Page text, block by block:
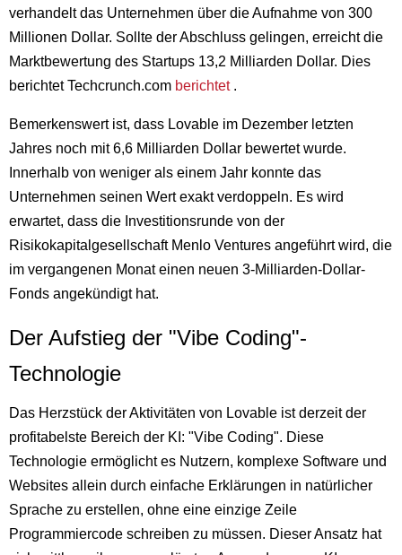
verhandelt das Unternehmen über die Aufnahme von 300
Millionen Dollar. Sollte der Abschluss gelingen, erreicht die
Marktbewertung des Startups 13,2 Milliarden Dollar. Dies
berichtet Techcrunch.com berichtet.
Bemerkenswert ist, dass Lovable im Dezember letzten
Jahres noch mit 6,6 Milliarden Dollar bewertet wurde.
Innerhalb von weniger als einem Jahr konnte das
Unternehmen seinen Wert exakt verdoppeln. Es wird
erwartet, dass die Investitionsrunde von der
Risikokapitalgesellschaft Menlo Ventures angeführt wird, die
im vergangenen Monat einen neuen 3-Milliarden-Dollar-
Fonds angekündigt hat.
Der Aufstieg der "Vibe Coding"-
Technologie
Das Herzstück der Aktivitäten von Lovable ist derzeit der
profitabelste Bereich der KI: "Vibe Coding". Diese
Technologie ermöglicht es Nutzern, komplexe Software und
Websites allein durch einfache Erklärungen in natürlicher
Sprache zu erstellen, ohne eine einzige Zeile
Programmiercode schreiben zu müssen. Dieser Ansatz hat